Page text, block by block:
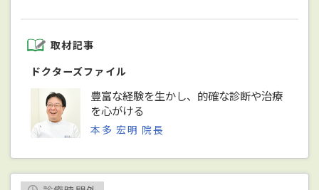
取材記事
ドクターズファイル
豊富な経験を生かし、的確な診断や治療
を心がける
本多 宏明 院長